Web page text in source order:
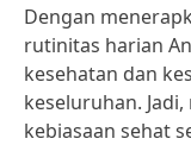
Dengan
rutinitas harian
kesehatan dan
keseluruhan.
kebiasaan sehat